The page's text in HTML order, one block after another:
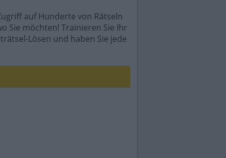
auf Hunderte von Rätseln
Sie möchten! Trainieren Sie Ihr
Lösen und haben Sie jede